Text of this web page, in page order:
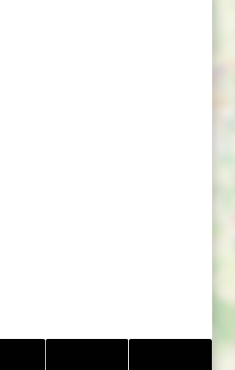
et
et Vie Arzon
couchages
m de la
d’héberge...